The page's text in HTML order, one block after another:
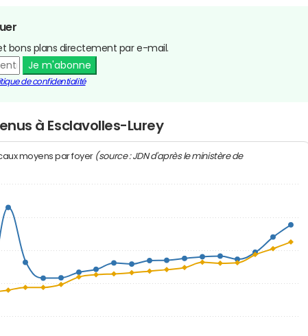
bons plans directement par e-mail.
Je m'abonne
de confidentialité
à Esclavolles-Lurey
moyens par foyer (source : JDN d'après le ministère de